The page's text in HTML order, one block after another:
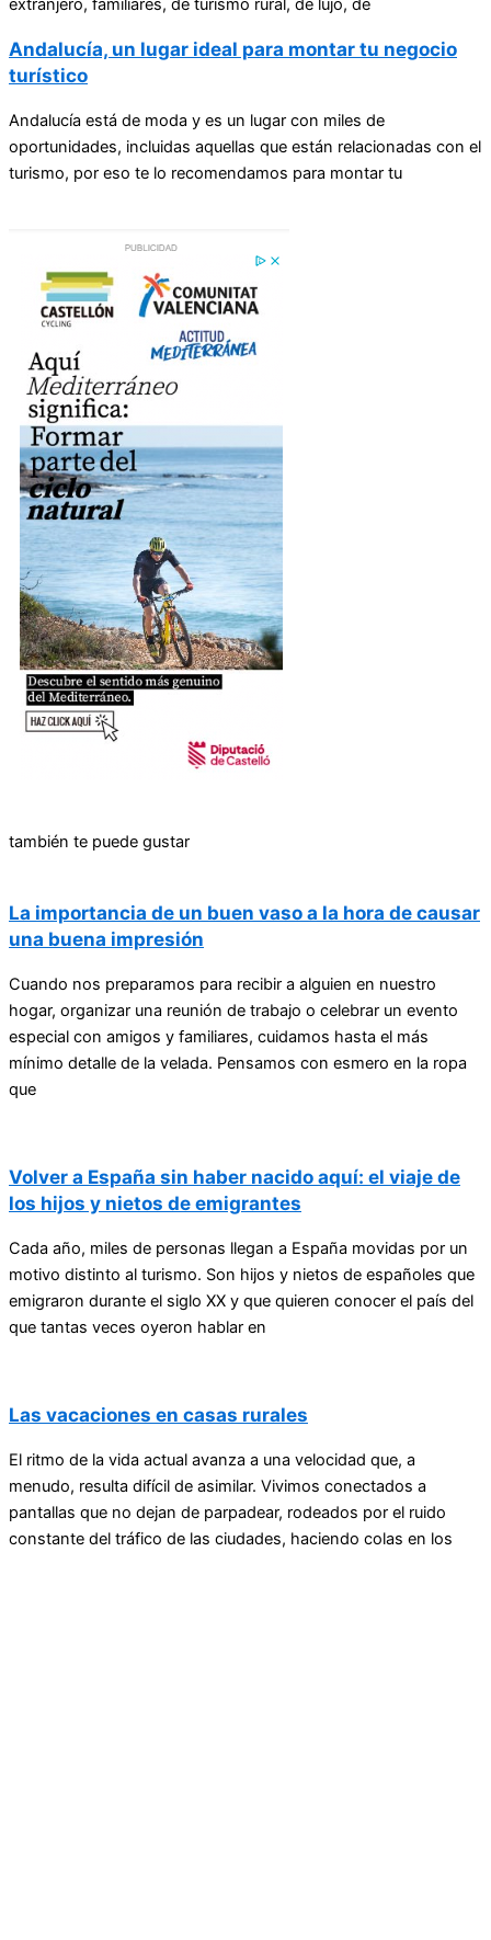
extranjero, familiares, de turismo rural, de lujo, de
Andalucía, un lugar ideal para montar tu negocio
turístico
Andalucía está de moda y es un lugar con miles de
oportunidades, incluidas aquellas que están relacionadas con el
turismo, por eso te lo recomendamos para montar tu
también te puede gustar
La importancia de un buen vaso a la hora de causar
una buena impresión
Cuando nos preparamos para recibir a alguien en nuestro
hogar, organizar una reunión de trabajo o celebrar un evento
especial con amigos y familiares, cuidamos hasta el más
mínimo detalle de la velada. Pensamos con esmero en la ropa
que
Volver a España sin haber nacido aquí: el viaje de
los hijos y nietos de emigrantes
Cada año, miles de personas llegan a España movidas por un
motivo distinto al turismo. Son hijos y nietos de españoles que
emigraron durante el siglo XX y que quieren conocer el país del
que tantas veces oyeron hablar en
Las vacaciones en casas rurales
El ritmo de la vida actual avanza a una velocidad que, a
menudo, resulta difícil de asimilar. Vivimos conectados a
pantallas que no dejan de parpadear, rodeados por el ruido
constante del tráfico de las ciudades, haciendo colas en los